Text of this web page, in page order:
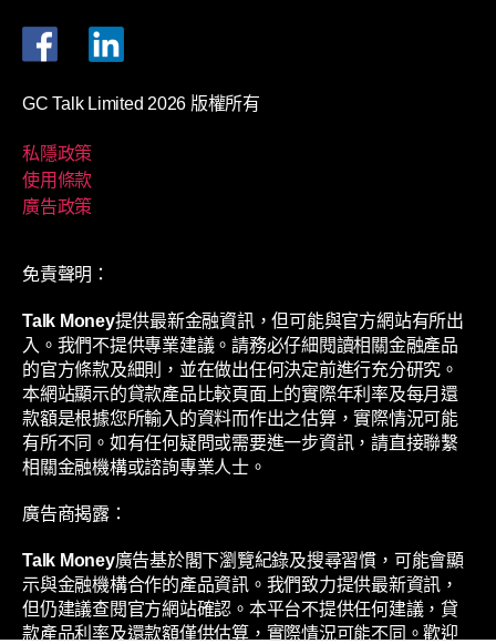
GC Talk Limited 2026 版權所有
私隱政策
使用條款
廣告政策
免責聲明：
Talk Money提供最新金融資訊，但可能與官方網站有所出
入。我們不提供專業建議。請務必仔細閱讀相關金融產品
的官方條款及細則，並在做出任何決定前進行充分研究。
本網站顯示的貸款產品比較頁面上的實際年利率及每月還
款額是根據您所輸入的資料而作出之估算，實際情況可能
有所不同。如有任何疑問或需要進一步資訊，請直接聯繫
相關金融機構或諮詢專業人士。
廣告商揭露：
Talk Money廣告基於閣下瀏覽紀錄及搜尋習慣，可能會顯
示與金融機構合作的產品資訊。我們致力提供最新資訊，
但仍建議查閱官方網站確認。本平台不提供任何建議，貸
款產品利率及還款額僅供估算，實際情況可能不同。歡迎